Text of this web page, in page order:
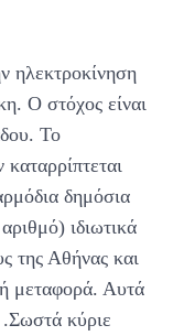
ηλεκτροκίνηση
Ο στόχος είναι
Το
δημόσια
ιδιωτικά
της Αθήνας και
μεταφορά. Αυτά
κύριε